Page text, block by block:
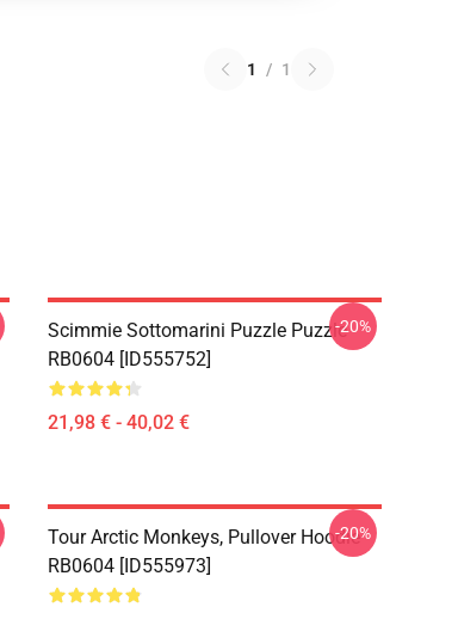
1 / 1
Scimmie Sottomarini Puzzle Puzzle
RB0604 [ID555752]
21,98 € - 40,02 €
-20%
Tour Arctic Monkeys, Pullover Hoodie
RB0604 [ID555973]
-20%